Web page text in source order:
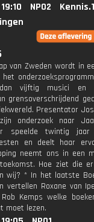
NPO2
van Zweden wordt in
vijftig musici en
grensoverschrijdend
Presentator
onderzoek naar
speelde twintig
en deelt haar
neemt ons in een
Hoe ziet die
wij? * In het laatste
vertellen Roxane van
Kemps welke
moet lezen.